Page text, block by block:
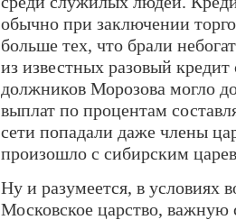
обычно при заключении
больше тех, что брали
из известных разовый
должников Морозова могло
выплат по процентам
сети попадали даже члены
произошло с сибирским
Ну и разумеется, в условиях
Московское царство, важную